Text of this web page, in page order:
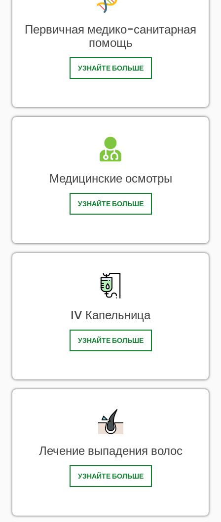
Первичная медико-санитарная
помощь
УЗНАЙТЕ БОЛЬШЕ
Медицинские осмотры
УЗНАЙТЕ БОЛЬШЕ
IV Капельница
УЗНАЙТЕ БОЛЬШЕ
Лечение выпадения волос
УЗНАЙТЕ БОЛЬШЕ